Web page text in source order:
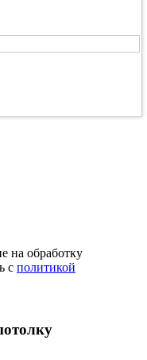
на обработку
с политикой